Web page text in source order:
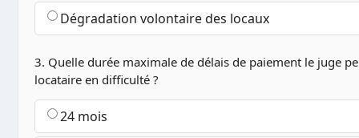
Dégradation volontaire des locaux
3. Quelle durée maximale de délais de paiement le juge
locataire en difficulté ?
24 mois